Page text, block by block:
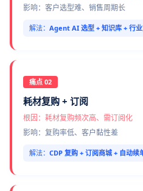
影响：客户选型难、销售周期长
解法： Agent AI 选型 + 知识库 + 行
痛点 02
耗材复购 + 订阅
根因：耗材复购频次高、需订阅化
影响：复购率低、客户黏性差
解法： CDP 复购 + 订阅商城 + 自动续